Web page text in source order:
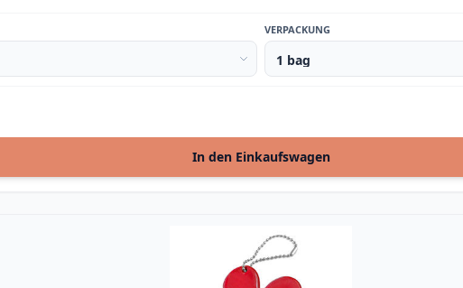
VERPACKUNG
In den Einkaufswagen